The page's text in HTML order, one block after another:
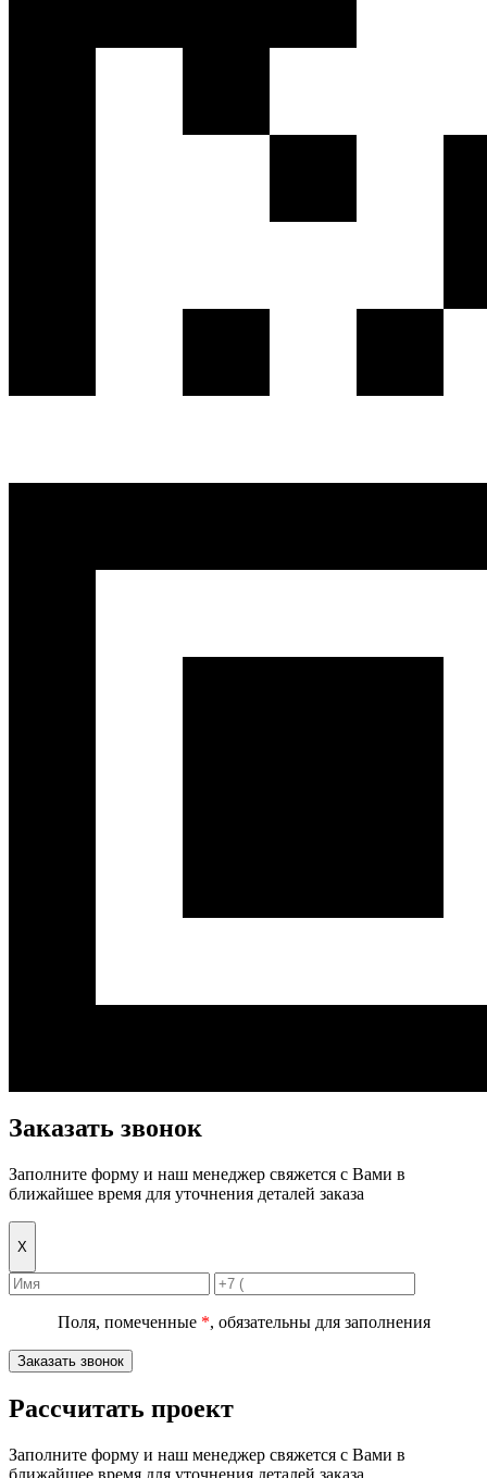
Заказать звонок
Заполните форму и наш менеджер свяжется с Вами в
ближайшее время для уточнения деталей заказа
Х
Поля, помеченные *, обязательны для заполнения
Заказать звонок
Рассчитать проект
Заполните форму и наш менеджер свяжется с Вами в